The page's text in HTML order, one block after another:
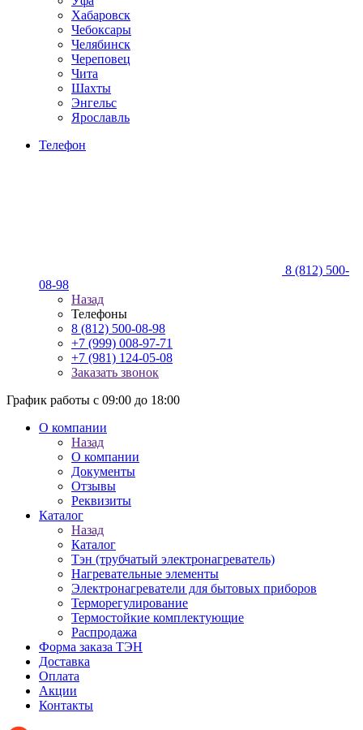
Хабаровск
Чебоксары
Челябинск
Череповец
Чита
Шахты
Энгельс
Ярославль
Телефон
8 (812) 500-
08-98
Назад
Телефоны
8 (812) 500-08-98
+7 (999) 008-97-71
+7 (981) 124-05-08
Заказать звонок
График работы с 09:00 до 18:00
О компании
Назад
О компании
Документы
Отзывы
Реквизиты
Каталог
Назад
Каталог
Тэн (трубчатый электронагреватель)
Нагревательные элементы
Электронагреватели для бытовых приборов
Терморегулирование
Термостойкие комплектующие
Распродажа
Форма заказа ТЭН
Доставка
Оплата
Акции
Контакты